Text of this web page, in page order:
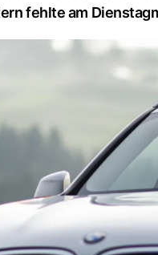
fehlte am